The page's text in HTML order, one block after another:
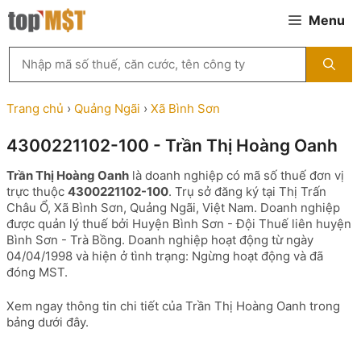
Chuyển
đến
Menu
kiếm
MST
theo
tên
ty,
người
đại
diện
hoặc
mã
số
thuế
...
Trang chủ › Quảng Ngãi › Xã Bình Sơn
4300221102-100 - Trần Thị Hoàng Oanh
Trần Thị Hoàng Oanh là doanh nghiệp có mã số thuế đơn vị
trực thuộc 4300221102-100. Trụ sở đăng ký tại Thị Trấn
Châu Ổ, Xã Bình Sơn, Quảng Ngãi, Việt Nam. Doanh nghiệp
được quản lý thuế bởi Huyện Bình Sơn - Đội Thuế liên huyện
Bình Sơn - Trà Bồng. Doanh nghiệp hoạt động từ ngày
04/04/1998 và hiện ở tình trạng: Ngừng hoạt động và đã
đóng MST.
Xem ngay thông tin chi tiết của Trần Thị Hoàng Oanh trong
bảng dưới đây.